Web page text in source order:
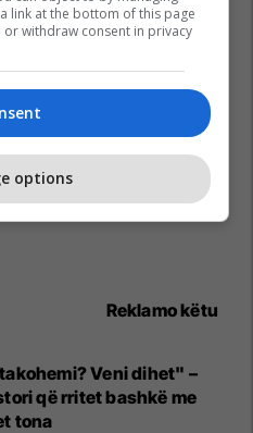
Reklamo këtu
Veni dihet" –
që rritet bashkë me
tona
link at the bottom of this page
withdraw consent in privacy
options